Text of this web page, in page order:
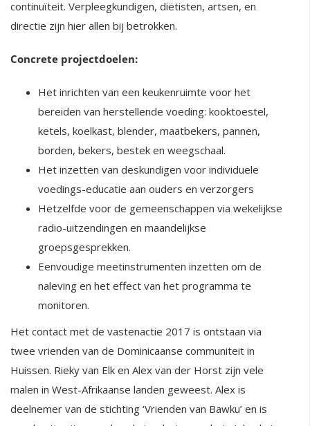
continuïteit. Verpleegkundigen, diëtisten, artsen, en
directie zijn hier allen bij betrokken.
Concrete projectdoelen:
Het inrichten van een keukenruimte voor het
bereiden van herstellende voeding: kooktoestel,
ketels, koelkast, blender, maatbekers, pannen,
borden, bekers, bestek en weegschaal.
Het inzetten van deskundigen voor individuele
voedings-educatie aan ouders en verzorgers
Hetzelfde voor de gemeenschappen via wekelijkse
radio-uitzendingen en maandelijkse
groepsgesprekken.
Eenvoudige meetinstrumenten inzetten om de
naleving en het effect van het programma te
monitoren.
Het contact met de vastenactie 2017 is ontstaan via
twee vrienden van de Dominicaanse communiteit in
Huissen. Rieky van Elk en Alex van der Horst zijn vele
malen in West-Afrikaanse landen geweest. Alex is
deelnemer van de stichting ‘Vrienden van Bawku’ en is